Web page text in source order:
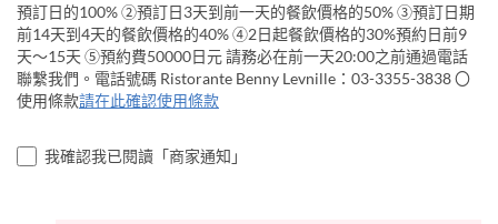
預訂日的100% ②預訂日3天到前一天的餐飲價格的50% ③預訂日期
前14天到4天的餐飲價格的40% ④2日起餐飲價格的30%預約日前9
天～15天 ⑤預約費50000日元 請務必在前一天20:00之前通過電話
聯繫我們。電話號碼 Ristorante Benny Levnille：03-3355-3838 〇
使用條款請在此確認使用條款
我確認我已閱讀「商家通知」